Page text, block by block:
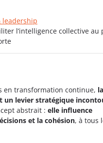
leadership
l’intelligence collective au
en transformation continue,
un levier stratégique
abstrait : elle influence
et la cohésion, à tous